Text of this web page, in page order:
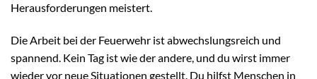
Herausforderungen meistert.
Die Arbeit bei der Feuerwehr ist abwechslungsreich und
spannend. Kein Tag ist wie der andere, und du wirst immer
wieder vor neue Situationen gestellt. Du hilfst Menschen in